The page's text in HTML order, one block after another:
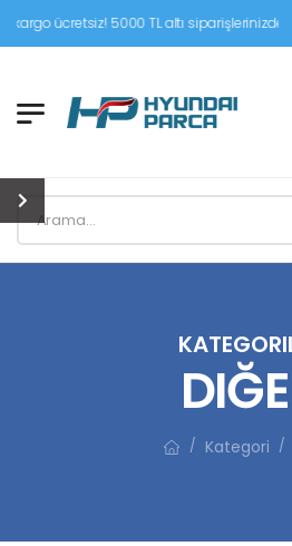
5000 TL altı siparişlerinizde
/ Kategori /